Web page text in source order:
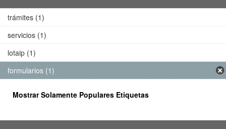
trámites (1)
servicios (1)
lotaip (1)
formularios (1)
Mostrar Solamente Populares Etiquetas